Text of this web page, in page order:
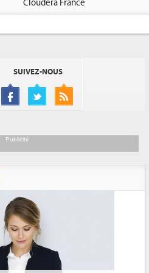
Cloudera France
SUIVEZ-NOUS
Publicité